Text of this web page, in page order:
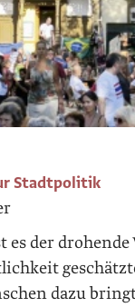
Stadtpolitik
es der drohende
dazu